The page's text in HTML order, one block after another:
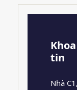
tin
Nhà